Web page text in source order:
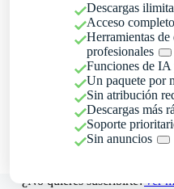
Descargas
Acceso
Herramientas de
profesionales
Funciones de IA
Un paquete por
Sin atribución
Descargas más
Soporte
Sin anuncios
¿No quieres suscribirte?Ver